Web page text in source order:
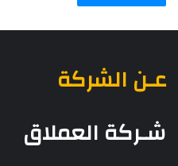
عـن الشركة
شـركة العملاق